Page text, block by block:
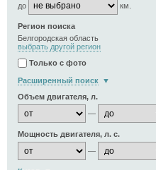
до
км.
Регион поиска
Белгородская область
выбрать другой регион
Только с фото
Расширенный поиск
Объем двигателя, л.
—
Мощность двигателя, л. с.
—